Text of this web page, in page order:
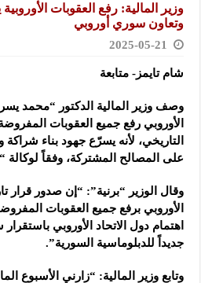
وزير المالية: رفع العقوبات
وتعاون سوري أوروبي
2025-05-21
شام تايمز- متابعة
وصف وزير المالية الدكتور “محمد يسر
الأوروبي رفع جميع العقوبات
التاريخي، لأنه يسرّع جهود بناء
على المصالح المشتركة، وفقاً لوكالة
وقال الوزير “برنية”: “إن صدور قرار
الأوروبي برفع جميع العقوبات
اهتمام دول الاتحاد الأوروبي باستقرار
جديداً للدبلوماسية السورية”.
وتابع وزير المالية: “زارني الأسبوع